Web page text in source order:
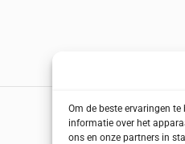
Om de beste ervaringen
informatie over het
ons en onze partners in